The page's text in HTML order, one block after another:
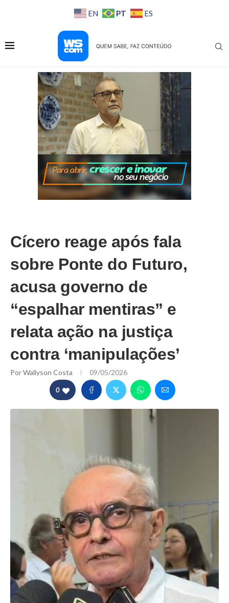
EN PT ES
Cícero reage após fala
sobre Ponte do Futuro,
acusa governo de
“espalhar mentiras” e
relata ação na justiça
contra ‘manipulações’
PorWallyson Costa 09/05/2026
0